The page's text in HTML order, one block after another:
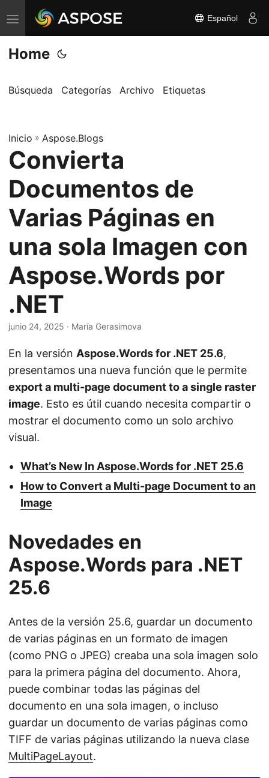
A
l
t
r
r
n
a
g
a
c
i
n
Español
Home
Búsqueda Categorías Archivo Etiquetas
Inicio » Aspose.Blogs
Convierta
Documentos de
Varias Páginas en
una sola Imagen con
Aspose.Words por
.NET
junio 24, 2025 · María Gerasimova
En la versión Aspose.Words for .NET 25.6,
presentamos una nueva función que le permite
export a multi-page document to a single raster
image. Esto es útil cuando necesita compartir o
mostrar el documento como un solo archivo
visual.
What’s New In Aspose.Words for .NET 25.6
How to Convert a Multi-page Document to an
Image
Novedades en
Aspose.Words para .NET
25.6
Antes de la versión 25.6, guardar un documento
de varias páginas en un formato de imagen
(como PNG o JPEG) creaba una sola imagen solo
para la primera página del documento. Ahora,
puede combinar todas las páginas del
documento en una sola imagen, o incluso
guardar un documento de varias páginas como
TIFF de varias páginas utilizando la nueva clase
MultiPageLayout.